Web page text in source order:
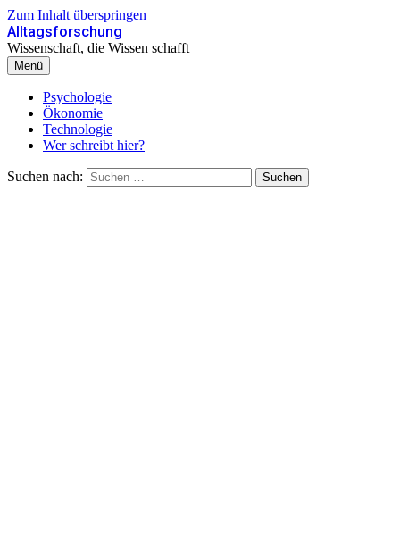
Zum Inhalt überspringen
Alltagsforschung
Wissenschaft, die Wissen schafft
Menü
Psychologie
Ökonomie
Technologie
Wer schreibt hier?
Suchen nach: